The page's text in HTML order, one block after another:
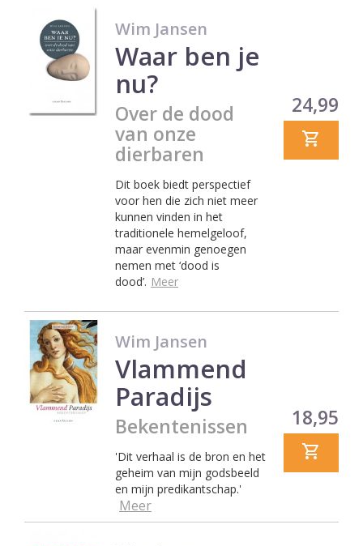
Wim Jansen
Waar ben je
nu?
Over de dood
van onze
dierbaren
Dit boek biedt perspectief
voor hen die zich niet meer
kunnen vinden in het
traditionele hemelgeloof,
maar evenmin genoegen
nemen met ‘dood is
dood’. Meer
Prijs
24,99
Wim Jansen
Vlammend
Paradijs
Bekentenissen
'Dit verhaal is de bron en het
geheim van mijn godsbeeld
en mijn predikantschap.'
Meer
Prijs
18,95